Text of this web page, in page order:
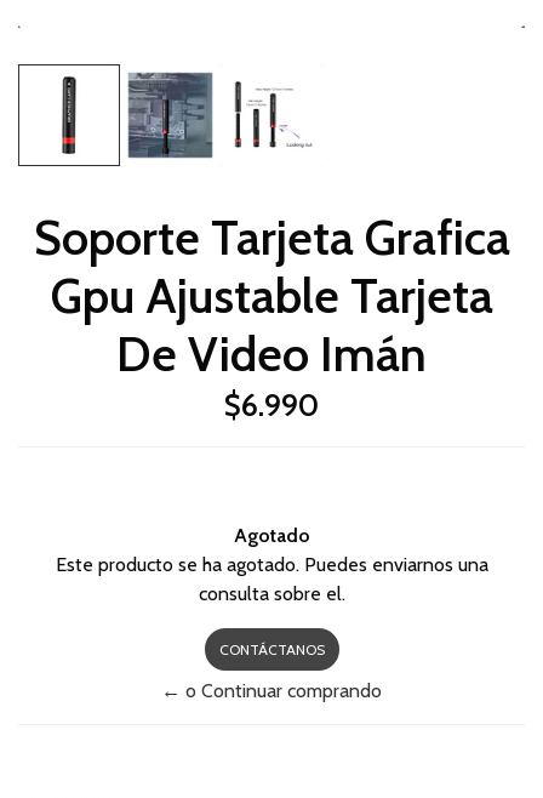
Soporte Tarjeta Grafica
Gpu Ajustable Tarjeta
De Video Imán
$6.990
Agotado
Este producto se ha agotado. Puedes enviarnos una
consulta sobre el.
CONTÁCTANOS
← o Continuar comprando